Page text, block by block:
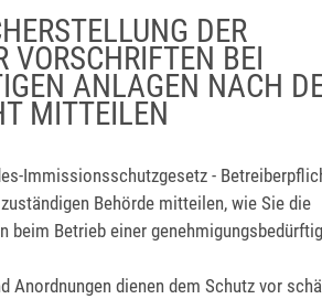
DER
VORSCHRIFTEN BEI
ANLAGEN NACH
MITTEILEN
Immissionsschutzgesetz -
Behörde mitteilen, wie Sie die
beim Betrieb einer
Anordnungen dienen dem Schutz vor